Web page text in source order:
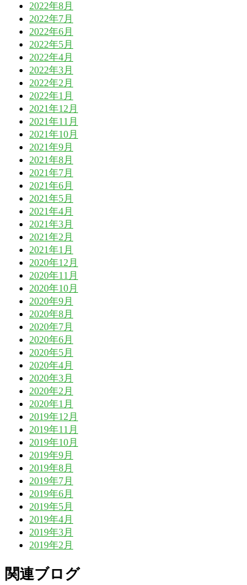
2022年8月
2022年7月
2022年6月
2022年5月
2022年4月
2022年3月
2022年2月
2022年1月
2021年12月
2021年11月
2021年10月
2021年9月
2021年8月
2021年7月
2021年6月
2021年5月
2021年4月
2021年3月
2021年2月
2021年1月
2020年12月
2020年11月
2020年10月
2020年9月
2020年8月
2020年7月
2020年6月
2020年5月
2020年4月
2020年3月
2020年2月
2020年1月
2019年12月
2019年11月
2019年10月
2019年9月
2019年8月
2019年7月
2019年6月
2019年5月
2019年4月
2019年3月
2019年2月
関連ブログ